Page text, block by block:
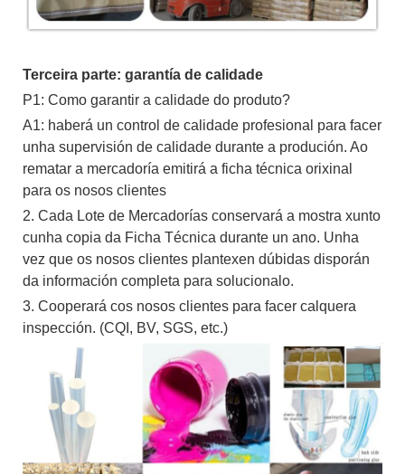
Terceira parte: garantía de calidade
P1: Como garantir a calidade do produto?
A1: haberá un control de calidade profesional para facer
unha supervisión de calidade durante a produción. Ao
rematar a mercadoría emitirá a ficha técnica orixinal
para os nosos clientes
2. Cada Lote de Mercadorías conservará a mostra xunto
cunha copia da Ficha Técnica durante un ano. Unha
vez que os nosos clientes plantexen dúbidas disporán
da información completa para solucionalo.
3. Cooperará cos nosos clientes para facer calquera
inspección. (CQI, BV, SGS, etc.)